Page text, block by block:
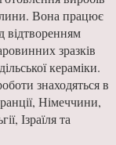
Вона працює
відтворенням
зразків
кераміки.
знаходяться в
Німеччини,
Ізраїля та